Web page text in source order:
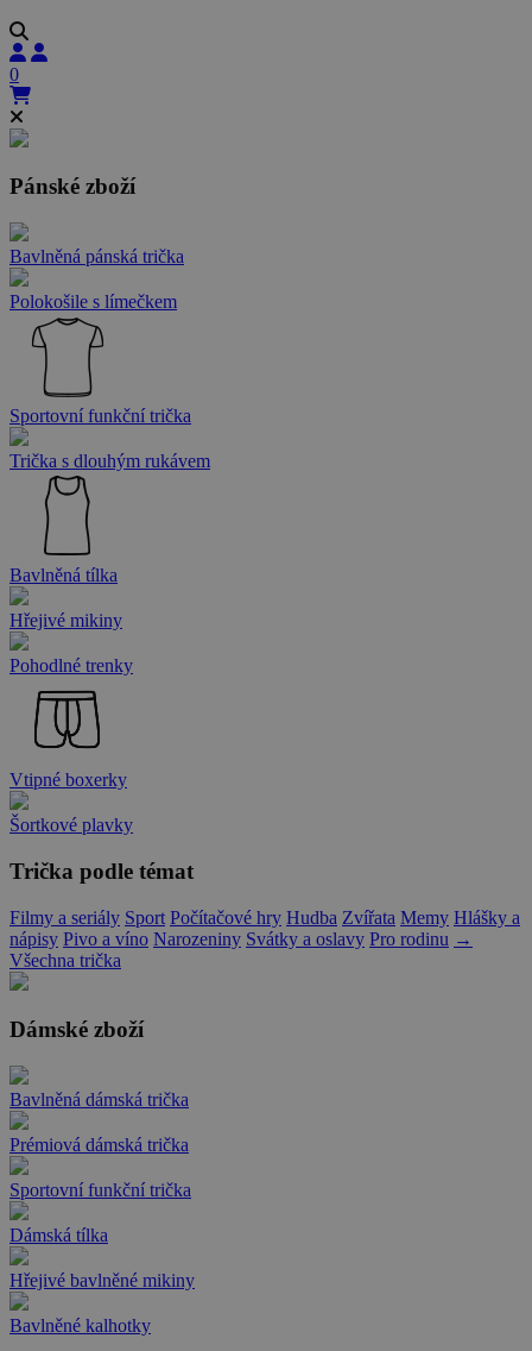
0
Pánské zboží
Bavlněná pánská trička
Polokošile s límečkem
Sportovní funkční trička
Trička s dlouhým rukávem
Bavlněná tílka
Hřejivé mikiny
Pohodlné trenky
Vtipné boxerky
Šortkové plavky
Trička podle témat
Filmy a seriály Sport Počítačové hry Hudba Zvířata Memy Hlášky a
nápisy Pivo a víno Narozeniny Svátky a oslavy Pro rodinu →
Všechna trička
Dámské zboží
Bavlněná dámská trička
Prémiová dámská trička
Sportovní funkční trička
Dámská tílka
Hřejivé bavlněné mikiny
Bavlněné kalhotky